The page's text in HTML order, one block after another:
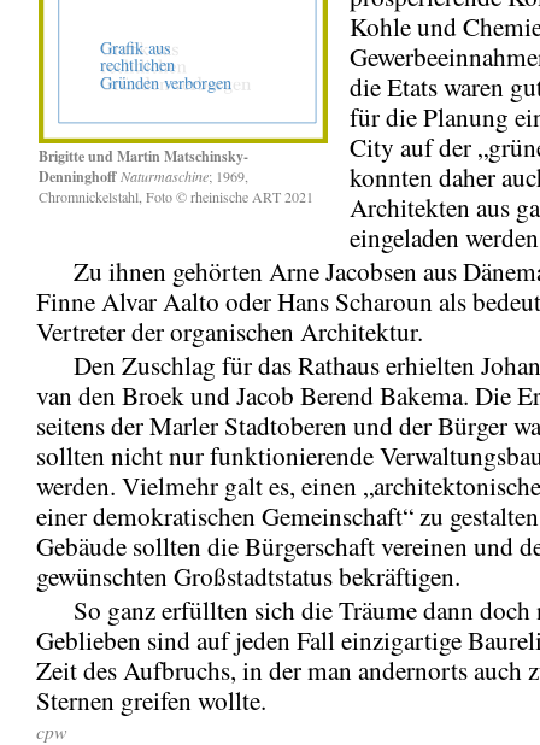
Brigitte und Martin Matschinsky-
Denninghoff Naturmaschine; 1969,
Chromnickelstahl, Foto © rheinische ART 2021
Kohle und
die Etats waren
für die Planung
City auf der
konnten daher
Architekten aus
eingeladen
Zu ihnen gehörten Arne Jacobsen aus
Finne Alvar Aalto oder Hans Scharoun als
Vertreter der organischen Architektur.
Den Zuschlag für das Rathaus erhielten
van den Broek und Jacob Berend Bakema. Die
seitens der Marler Stadtoberen und der Bürger
sollten nicht nur funktionierende
werden. Vielmehr galt es, einen
einer demokratischen Gemeinschaft“ zu
Gebäude sollten die Bürgerschaft vereinen und
gewünschten Großstadtstatus bekräftigen.
So ganz erfüllten sich die Träume dann doch
Geblieben sind auf jeden Fall einzigartige
Zeit des Aufbruchs, in der man andernorts auch
Sternen greifen wollte.
cpw